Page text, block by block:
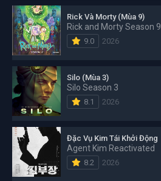
Rick Và Morty (Mùa 9)
Rick and Morty Season 9
9.0 2026
Silo (Mùa 3)
Silo Season 3
8.1 2026
Đặc Vụ Kim Tái Khởi Động
Agent Kim Reactivated
8.2 2026